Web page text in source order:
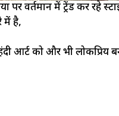
पर वर्तमान में ट्रेंड कर रहे
में है,
आर्ट को और भी लोकप्रिय